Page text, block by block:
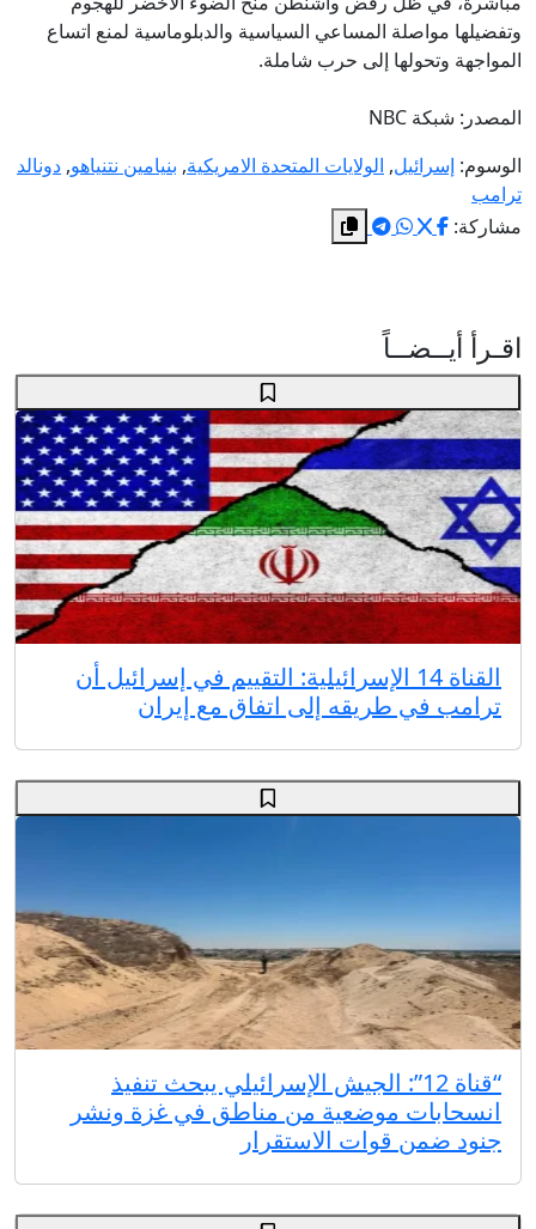
وتفضيلها مواصلة المساعي السياسية والدبلوماسية لمنع اتساع
المواجهة وتحولها إلى حرب شاملة.
المصدر: شبكة NBC
الوسوم: إسرائيل, الولايات المتحدة الامريكية, بنيامين نتنياهو, دونالد
ترامب
مشاركة:
اقـرأ أيــضــاً
القناة 14 الإسرائيلية: التقييم في إسرائيل أن
ترامب في طريقه إلى اتفاق مع إيران
“قناة 12”: الجيش الإسرائيلي يبحث تنفيذ
انسحابات موضعية من مناطق في غزة ونشر
جنود ضمن قوات الاستقرار